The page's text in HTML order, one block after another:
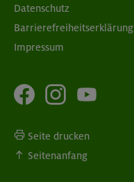
Datenschutz
Barrierefreiheitserklärung
Impressum
Seite drucken
Seitenanfang